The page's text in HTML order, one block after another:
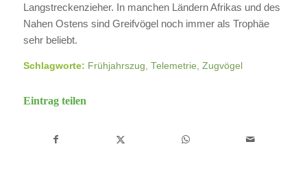
Langstreckenzieher. In manchen Ländern Afrikas und des
Nahen Ostens sind Greifvögel noch immer als Trophäe
sehr beliebt.
Schlagworte: Frühjahrszug Telemetrie Zugvögel
Eintrag teilen